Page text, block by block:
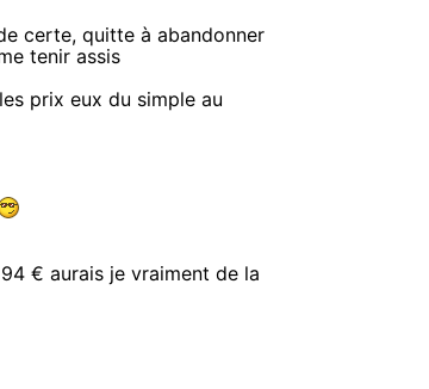
certe, quitte à abandonner
tenir assis
prix eux du simple au
€ aurais je vraiment de la